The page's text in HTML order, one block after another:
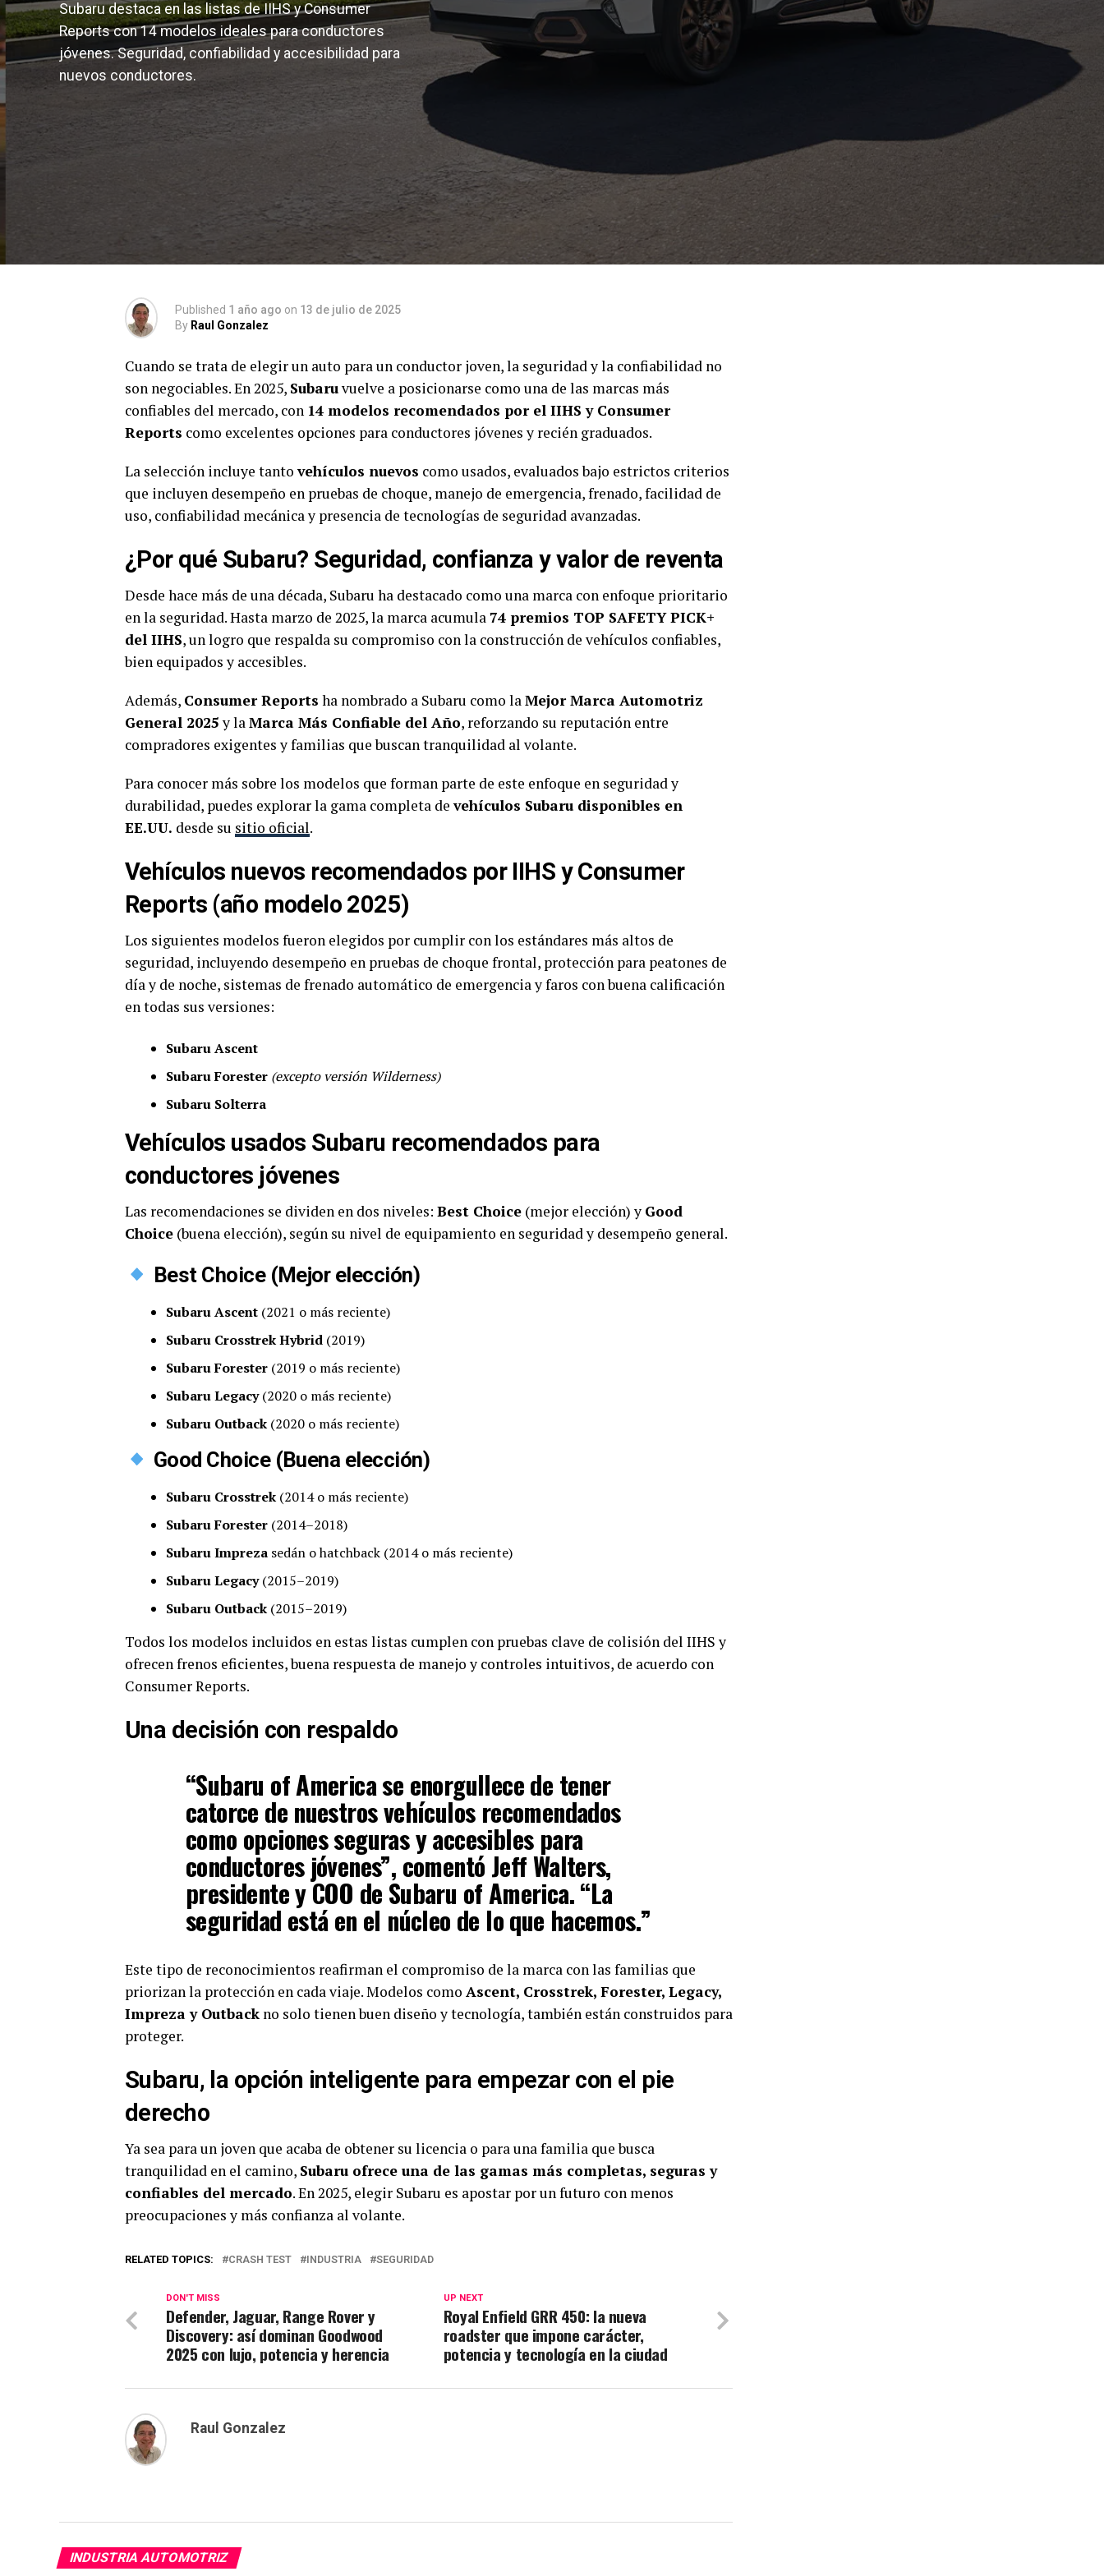
Subaru destaca en las listas de IIHS y Consumer
Reports con 14 modelos ideales para conductores
jóvenes. Seguridad, confiabilidad y accesibilidad para
nuevos conductores.
Published 1 año ago on 13 de julio de 2025
By Raul Gonzalez
Cuando se trata de elegir un auto para un conductor joven, la seguridad y la confiabilidad no
son negociables. En 2025, Subaruvuelve a posicionarse como una de las marcas más
confiables del mercado, con 14 modelos recomendados por el IIHS y Consumer
Reports como excelentes opciones para conductores jóvenes y recién graduados.
La selección incluye tantovehículos nuevos como usados, evaluados bajo estrictos criterios
que incluyen desempeño en pruebas de choque, manejo de emergencia, frenado, facilidad de
uso, confiabilidad mecánica y presencia de tecnologías de seguridad avanzadas.
¿Por qué Subaru? Seguridad, confianza y valor de reventa
Desde hace más de una década, Subaru ha destacado como una marca con enfoque prioritario
en la seguridad. Hasta marzo de 2025, la marca acumula74 premios TOP SAFETY PICK+
del IIHS, un logro que respalda su compromiso con la construcción de vehículos confiables,
bien equipados y accesibles.
Además, Consumer Reports ha nombrado a Subaru como laMejor Marca Automotriz
General 2025y laMarca Más Confiable del Año, reforzando su reputación entre
compradores exigentes y familias que buscan tranquilidad al volante.
Para conocer más sobre los modelos que forman parte de este enfoque en seguridad y
durabilidad, puedes explorar la gama completa devehículos Subaru disponibles en
EE.UU. desde su sitio oficial.
Vehículos nuevos recomendados por IIHS y Consumer
Reports (año modelo 2025)
Los siguientes modelos fueron elegidos por cumplir con los estándares más altos de
seguridad, incluyendo desempeño en pruebas de choque frontal, protección para peatones de
día y de noche, sistemas de frenado automático de emergencia y faros con buena calificación
en todas sus versiones:
Subaru Ascent
Subaru Forester (excepto versión Wilderness)
Subaru Solterra
Vehículos usados Subaru recomendados para
conductores jóvenes
Las recomendaciones se dividen en dos niveles: Best Choice (mejor elección) y Good
Choice (buena elección), según su nivel de equipamiento en seguridad y desempeño general.
Best Choice (Mejor elección)
Subaru Ascent (2021 o más reciente)
Subaru Crosstrek Hybrid (2019)
Subaru Forester (2019 o más reciente)
Subaru Legacy(2020 o más reciente)
Subaru Outback (2020 o más reciente)
Good Choice (Buena elección)
Subaru Crosstrek (2014 o más reciente)
Subaru Forester (2014–2018)
Subaru Impreza sedán o hatchback (2014 o más reciente)
Subaru Legacy(2015–2019)
Subaru Outback (2015–2019)
Todos los modelos incluidos en estas listas cumplen con pruebas clave de colisión del IIHS y
ofrecen frenos eficientes, buena respuesta de manejo y controles intuitivos, de acuerdo con
Consumer Reports.
Una decisión con respaldo
“Subaru of America se enorgullece de tener
catorce de nuestros vehículos recomendados
como opciones seguras y accesibles para
conductores jóvenes”, comentó Jeff Walters,
presidente y COO de Subaru of America. “La
seguridad está en el núcleo de lo que hacemos.”
Este tipo de reconocimientos reafirman el compromiso de la marca con las familias que
priorizan la protección en cada viaje. Modelos como Ascent, Crosstrek, Forester, Legacy,
Impreza y Outback no solo tienen buen diseño y tecnología, también están construidos para
proteger.
Subaru, la opción inteligente para empezar con el pie
derecho
Ya sea para un joven que acaba de obtener su licencia o para una familia que busca
tranquilidad en el camino, Subaru ofrece una de las gamas más completas, seguras y
confiables del mercado. En 2025, elegir Subaru es apostar por un futuro con menos
preocupaciones y más confianza al volante.
RELATED TOPICS: CRASH TEST INDUSTRIA SEGURIDAD
UP NEXT
Royal Enfield GRR 450: la nueva
roadster que impone carácter,
potencia y tecnología en la ciudad
DON'T MISS
Defender, Jaguar, Range Rover y
Discovery: así dominan Goodwood
2025 con lujo, potencia y herencia
Raul Gonzalez
INDUSTRIA AUTOMOTRIZ